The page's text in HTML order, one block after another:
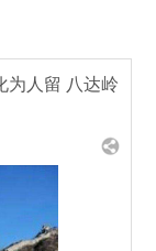
为人留 八达岭